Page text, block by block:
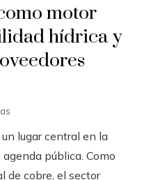
motor
hídrica y
lugar central en la
pública. Como
de cobre, el sector